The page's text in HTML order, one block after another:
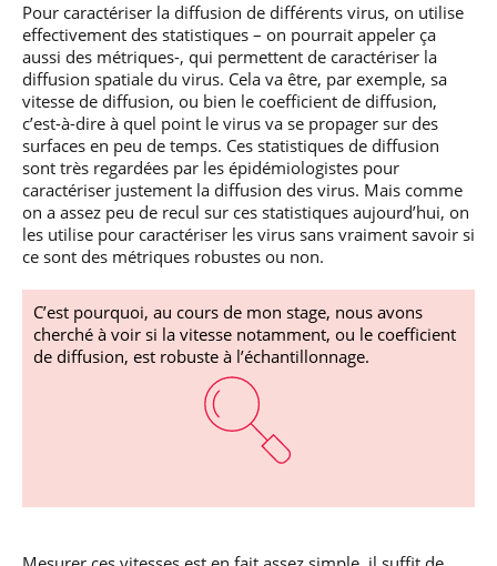
Pour caractériser la diffusion de différents virus, on utilise
effectivement des statistiques – on pourrait appeler ça
aussi des métriques-, qui permettent de caractériser la
diffusion spatiale du virus. Cela va être, par exemple, sa
vitesse de diffusion, ou bien le coefficient de diffusion,
c’est-à-dire à quel point le virus va se propager sur des
surfaces en peu de temps. Ces statistiques de diffusion
sont très regardées par les épidémiologistes pour
caractériser justement la diffusion des virus. Mais comme
on a assez peu de recul sur ces statistiques aujourd’hui, on
les utilise pour caractériser les virus sans vraiment savoir si
ce sont des métriques robustes ou non.
C’est pourquoi, au cours de mon stage, nous avons
cherché à voir si la vitesse notamment, ou le coefficient
de diffusion, est robuste à l’échantillonnage.